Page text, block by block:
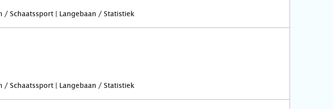
/ Schaatssport | Langebaan / Statistiek
/ Schaatssport | Langebaan / Statistiek